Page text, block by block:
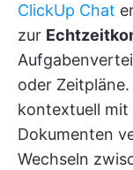
ClickUp Chat
zur
oder
kontextuell mit
Dokumenten
Wechseln